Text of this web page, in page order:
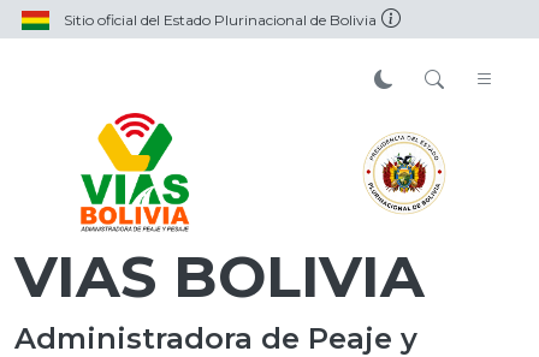
Sitio oficial del Estado Plurinacional de Bolivia
VIAS BOLIVIA
Administradora de Peaje y